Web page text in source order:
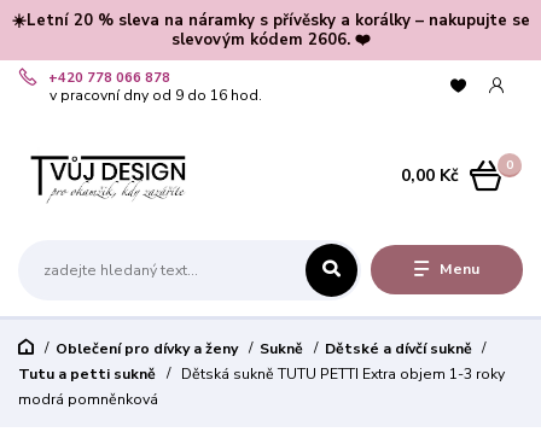
☀️Letní 20 % sleva na náramky s přívěsky a korálky – nakupujte se
slevovým kódem 2606. ❤️
Menu
+420 778 066 878
v pracovní dny od 9 do 16 hod.
0
0,00 Kč
Oblečení pro dívky a ženy Sukně
Dětské a dívčí sukně
Tutu a petti sukně
Dětská sukně TUTU PETTI Extra objem 1-3 roky
modrá pomněnková